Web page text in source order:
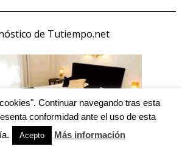
de Tutiempo.net
Continuar navegando tras esta
conformidad ante el uso de esta
Acepto Más información